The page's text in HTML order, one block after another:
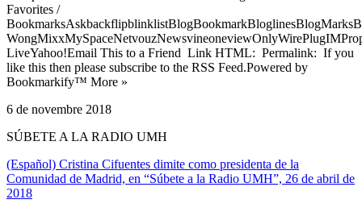
Favorites /
LiveYahoo!Email This to a Friend Link HTML: Permalink: If you
like this then please subscribe to the RSS Feed.Powered by
Bookmarkify™ More »
6 de novembre 2018
SÚBETE A LA RADIO UMH
(Español) Cristina Cifuentes dimite como presidenta de la
Comunidad de Madrid, en “Súbete a la Radio UMH”, 26 de abril de
2018